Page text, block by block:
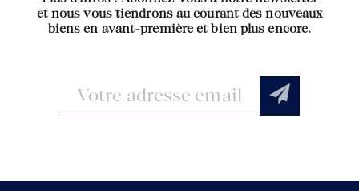
et nous vous tiendrons au courant des nouveaux
biens en avant-première et bien plus encore.